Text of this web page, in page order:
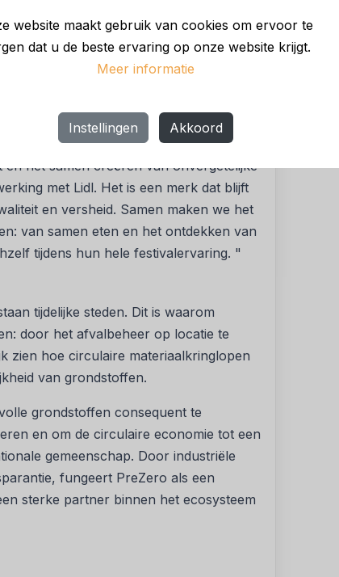
website maakt gebruik van cookies om ervoor te
dat u de beste ervaring op onze website krijgt.
Meer informatie
Instellingen Akkoord
passie en positieve energie.
Robin Ruschke, Head of Marketing bij
we actieve herinneringen creëren
maar ook thuis via de Lidl
bij Tomorrowland, vult aan:
het samen creëren van onvergetelijke
met Lidl. Het is een merk dat blijft
en versheid. Samen maken we het
van samen eten en het ontdekken van
tijdens hun hele festivalervaring. "
tijdelijke steden. Dit is waarom
door het afvalbeheer op locatie te
zien hoe circulaire materiaalkringlopen
van grondstoffen.
grondstoffen consequent te
en om de circulaire economie tot een
gemeenschap. Door industriële
fungeert PreZero als een
sterke partner binnen het ecosysteem